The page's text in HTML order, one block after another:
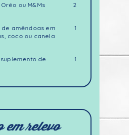
ou M&Ms 2
amêndoas em
coco ou canela
1
de
1
em relevo